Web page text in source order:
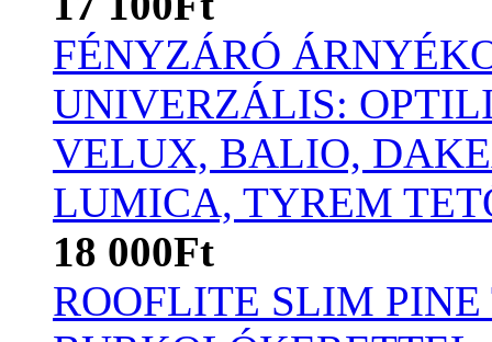
FÉNYZÁRÓ
UNIVERZÁLIS:
VELUX, BALIO,
LUMICA, TYREM
18 000Ft
ROOFLITE SLIM